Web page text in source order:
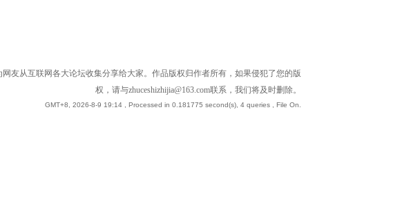
友从互联网各大论坛收集分享给大家。作品版权归作者所有，如果侵犯了您的版
权，请与zhuceshizhijia@163.com联系，我们将及时删除。
GMT+8, 2026-8-9 19:14 , Processed in 0.181775 second(s), 4 queries , File On.